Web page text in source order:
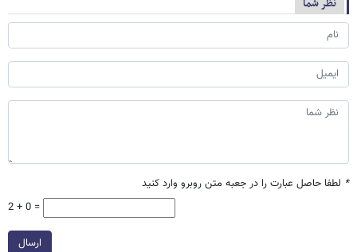
* لطفا حاصل عبارت را در جعبه متن روبرو وارد کنید
2 + 0 =
ارسال